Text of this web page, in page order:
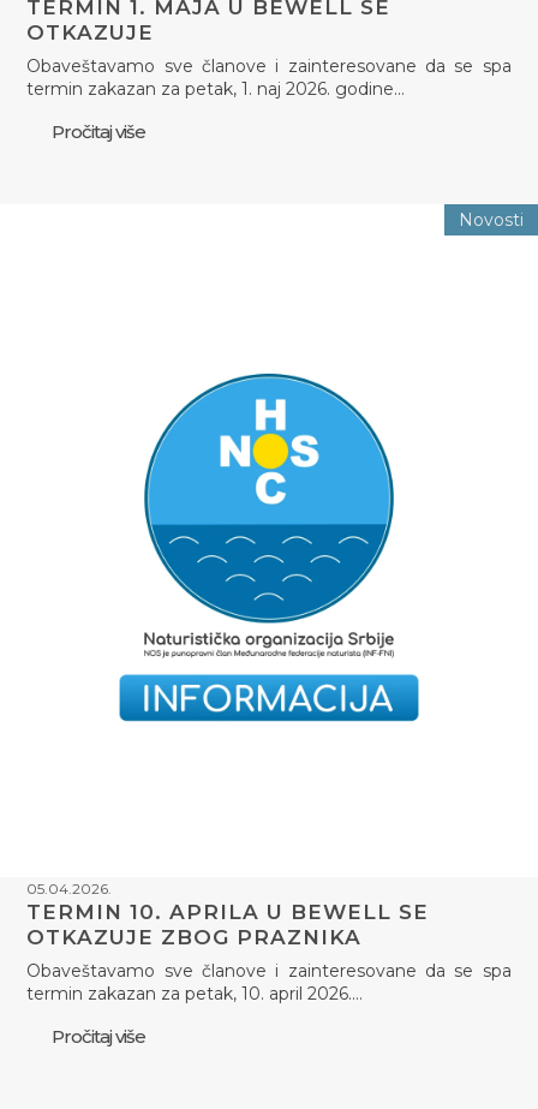
TERMIN 1. MAJA U BEWELL SE
OTKAZUJE
Obaveštavamo sve članove i zainteresovane da se spa
termin zakazan za petak, 1. naj 2026. godine…
Pročitaj više
Novosti
05.04.2026.
TERMIN 10. APRILA U BEWELL SE
OTKAZUJE ZBOG PRAZNIKA
Obaveštavamo sve članove i zainteresovane da se spa
termin zakazan za petak, 10. april 2026.…
Pročitaj više